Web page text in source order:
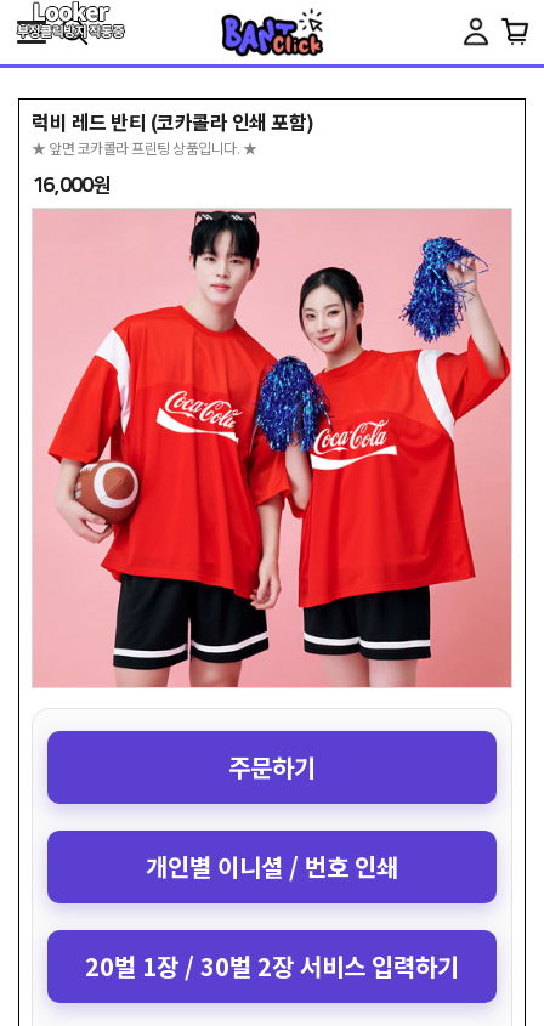
Toggle
럭비 레드 반티 (코카콜라 인쇄 포함)
★ 앞면 코카콜라 프린팅 상품입니다. ★
16,000원
주문하기
개인별 이니셜 / 번호 인쇄
20벌 1장 / 30벌 2장 서비스 입력하기